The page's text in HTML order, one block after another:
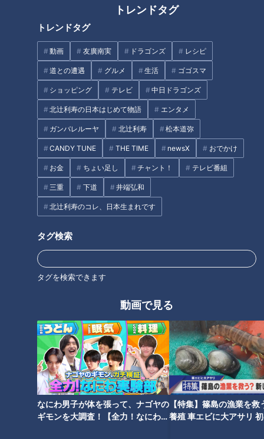
トレンドタグ
トレンドタグ
動画 友廣南実 ドラゴンズ レシピ
道との遭遇 グルメ 生活 ゴゴスマ
ショッピング テレビ 中日ドラゴンズ
北辻利寿の日本はじめて物語 エンタメ
ガンバレルーヤ 北辻利寿 松本道弥
CANDY TUNE THE TIME newsX おでかけ
お金 ちょい足し チャント！ テレビ番組
三重 下道 井端弘和
北辻利寿のコレ、日本生まれです
タグ検索
タグを検索できます
動画で見る
なにわ男子が体を張って、ナゴヤの
ギモンを大調査！【全力！なにわ実
【特集】篠島の漁業を救
養殖 車エビに大アサリ
安藤「いっぱい食べる私からしたら、もうちょっとゆとりがあ
るといいなと思っていたので、本当に理想的なシートでした」
通路側でストレスフリー
ドリンクホルダーは手元と前の座席の背もたれにあり、ふたり
で合わせて4つの飲み物を置けます。
安藤は今年から持ち込めるようになったペットボトルを背もた
れのホルダーに、現地で買った冷たい飲み物を手元にと使い分
け、とても快適だったと振り返ります。
「でら楽ペアシート」のもうひとつの特徴は、通路に面してい
一般席のように出入りで気をつかうことがなく、お手洗いに立
つときも、グルメを買いに行くときも、気兼ねなく身軽に動け
好み暫定1位の「福永丼」
この日、安藤は6月24日から来月26日まで販売されている選手
プロデュースメニュー「福永のねぎ塩とり天丼」も味わいまし